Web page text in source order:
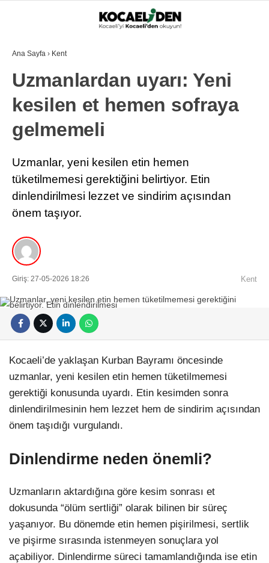
Ana Sayfa › Kent
Uzmanlardan uyarı: Yeni
kesilen et hemen sofraya
gelmemeli
Uzmanlar, yeni kesilen etin hemen
tüketilmemesi gerektiğini belirtiyor. Etin
dinlendirilmesi lezzet ve sindirim açısından
önem taşıyor.
Giriş: 27-05-2026 18:26 Kent
Kocaeli’de yaklaşan Kurban Bayramı öncesinde
uzmanlar, yeni kesilen etin hemen tüketilmemesi
gerektiği konusunda uyardı. Etin kesimden sonra
dinlendirilmesinin hem lezzet hem de sindirim açısından
önem taşıdığı vurgulandı.
Dinlendirme neden önemli?
Uzmanların aktardığına göre kesim sonrası et
dokusunda “ölüm sertliği” olarak bilinen bir süreç
yaşanıyor. Bu dönemde etin hemen pişirilmesi, sertlik
ve pişirme sırasında istenmeyen sonuçlara yol
açabiliyor. Dinlendirme süreci tamamlandığında ise etin